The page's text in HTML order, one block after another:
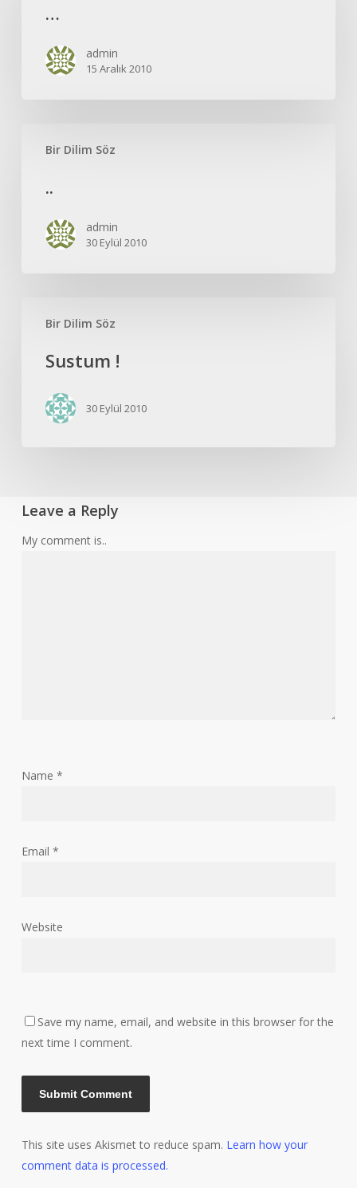
…
admin
15 Aralık 2010
Bir Dilim Söz
..
admin
30 Eylül 2010
Bir Dilim Söz
Sustum !
30 Eylül 2010
Leave a Reply
My comment is..
Name *
Email *
Website
Save my name, email, and website in this browser for the
next time I comment.
This site uses Akismet to reduce spam. Learn how your
comment data is processed.